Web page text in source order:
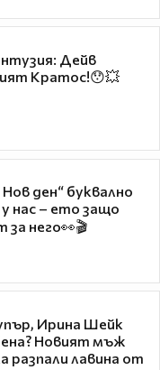
Дейв
Кратос!😯💥
ден“ буквално
нас – ето защо
за него👀🎬
Ирина Шейк
Новият мъж
разпали лавина от